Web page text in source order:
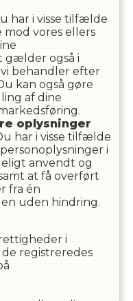
har i visse tilfælde
mod vores ellers
gælder også i
behandler efter
kan også gøre
af dine
oplysninger
har i visse tilfælde
i
anvendt og
at få overført
fra én
uden hindring.
i
registreredes